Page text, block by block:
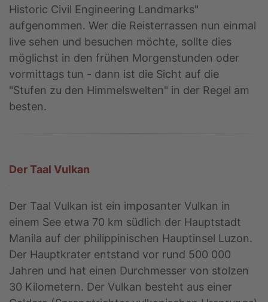
Historic Civil Engineering Landmarks"
aufgenommen. Wer die Reisterrassen nun einmal
live sehen und besuchen möchte, sollte dies
möglichst in den frühen Morgenstunden oder
vormittags tun - dann ist die Sicht auf die
"Stufen zu den Himmelswelten" in der Regel am
besten.
Der Taal Vulkan
Der Taal Vulkan ist ein imposanter Vulkan in
einem See etwa 70 km südlich der Hauptstadt
Manila auf der philippinischen Hauptinsel Luzon.
Der Hauptkrater entstand vor rund 500 000
Jahren und hat einen Durchmesser von stolzen
30 Kilometern. Der Vulkan besteht aus einer